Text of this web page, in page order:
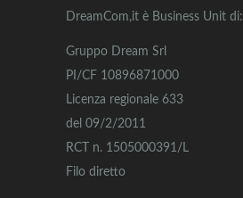
DreamCom,it è Business Unit di:
Gruppo Dream Srl
PI/CF 10896871000
Licenza regionale 633
del 09/2/2011
RCT n. 1505000391/L
Filo diretto